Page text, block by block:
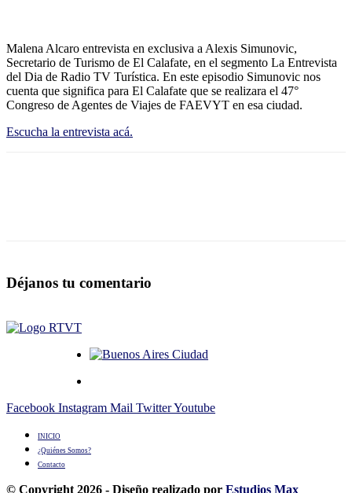
Malena Alcaro entrevista en exclusiva a Alexis Simunovic,
Secretario de Turismo de El Calafate, en el segmento La Entrevista
del Dia de Radio TV Turística. En este episodio Simunovic nos
cuenta que significa para El Calafate que se realizara el 47°
Congreso de Agentes de Viajes de FAEVYT en esa ciudad.
Escucha la entrevista acá.
Déjanos tu comentario
Facebook Instagram Mail TwitterYoutube
INICIO
¿Quiénes Somos?
Contacto
© Copyright 2026 - Diseño realizado por Estudios Max